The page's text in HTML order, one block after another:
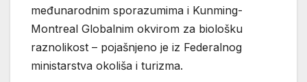
međunarodnim sporazumima i Kunming-
Montreal Globalnim okvirom za biološku
raznolikost – pojašnjeno je iz Federalnog
ministarstva okoliša i turizma.